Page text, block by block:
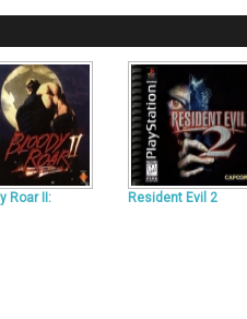
Roar II: Resident Evil 2